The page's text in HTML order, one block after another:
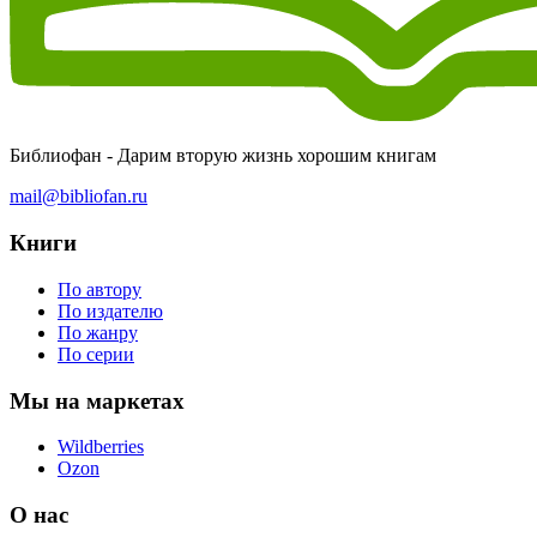
Библиофан - Дарим вторую жизнь хорошим книгам
mail@bibliofan.ru
Книги
По автору
По издателю
По жанру
По серии
Мы на маркетах
Wildberries
Ozon
О нас